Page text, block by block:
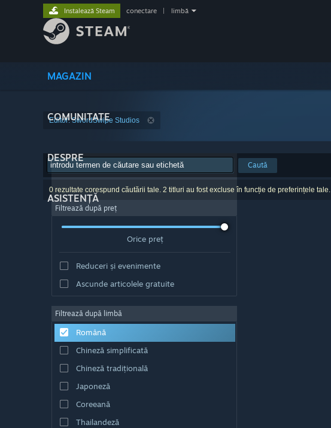
MAGAZIN
COMUNITATE
DESPRE
ASISTENȚĂ
Instalează Steam conectare limbă
Editor: SwordSwipe Studios
Caută
0 rezultate corespund căutării tale. 2 titluri au fost excluse în funcție de preferințele tale.
Filtrează după preț
Orice preț
Reduceri și evenimente
Ascunde articolele gratuite
Filtrează după limbă
Română
Chineză simplificată
Chineză tradițională
Japoneză
Coreeană
Thailandeză